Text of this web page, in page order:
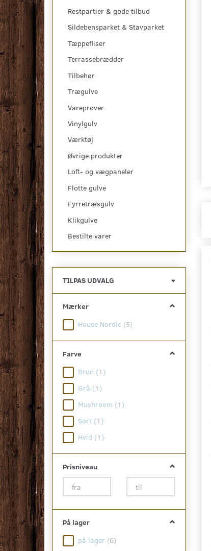
Restpartier & gode tilbud
Sildebensparket & Stavparket
Tæppefliser
Terrassebrædder
Tilbehør
Trægulve
Vareprøver
Vinylgulv
Værktøj
Øvrige produkter
Loft- og vægpaneler
Flotte gulve
Fyrretræsgulv
Klikgulve
Bestilte varer
TILPAS UDVALG
Mærker
House Nordic (5)
Farve
Brun (1 )
Grå (1 )
Mushroom (1 )
Sort (1 )
Hvid (1 )
Prisniveau
På lager
på lager (6)